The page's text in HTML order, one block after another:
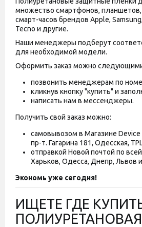
множество смартфонов,
смарт-часов брендов Apple,
Tecno и другие.
Наши менеджеры подберут
для необходимой модели.
Оформить заказ можно
позвонить менеджерам по
кликнув кнопку "купить" и
написать нам в мессенджеры.
Получить свой заказ можно:
самовывозом в Магазине Device
пр-т. Гагарина 181, Одесская,
отправкой Новой почтой по
Харьков, Одесса, Днепр, Львов
Экономь уже сегодня!
ИЩЕТЕ ГДЕ